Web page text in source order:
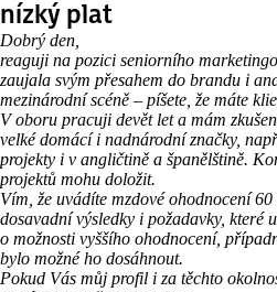
nízký plat
Dobrý den,
reaguji na pozici seniorního
zaujala svým přesahem do brandu i
mezinárodní scéně – píšete, že máte
V oboru pracuji devět let a mám
velké domácí i nadnárodní značky,
projekty i v angličtině a španělštině.
projektů mohu doložit.
Vím, že uvádíte mzdové ohodnocení
dosavadní výsledky i požadavky, které
o možnosti vyššího ohodnocení,
bylo možné ho dosáhnout.
Pokud Vás můj profil i za těchto